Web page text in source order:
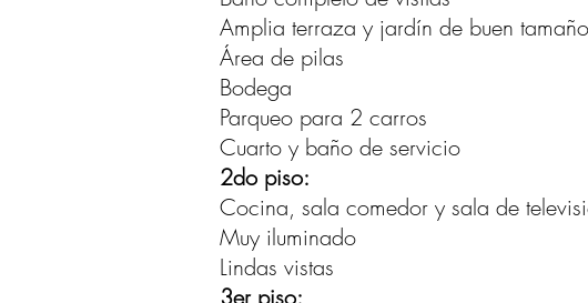
Amplia terraza y jardín de buen tamaño
Área de pilas
Bodega
Parqueo para 2 carros
Cuarto y baño de servicio
2do piso:
Cocina, sala comedor y sala de
Muy iluminado
Lindas vistas
3er piso: